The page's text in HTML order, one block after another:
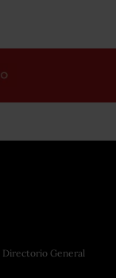
Directorio General